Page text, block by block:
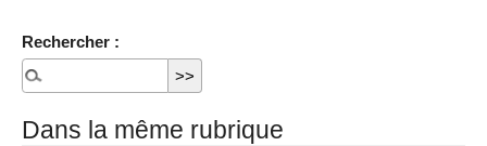
Rechercher :
Dans la même rubrique